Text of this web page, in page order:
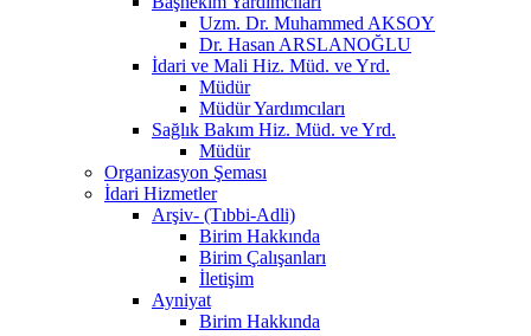
Uzm. Dr. Muhammed AKSOY
Dr. Hasan ARSLANOĞLU
İdari ve Mali Hiz. Müd. ve Yrd.
Müdür
Müdür Yardımcıları
Sağlık Bakım Hiz. Müd. ve Yrd.
Müdür
Organizasyon Şeması
İdari Hizmetler
Arşiv- (Tıbbi-Adli)
Birim Hakkında
Birim Çalışanları
İletişim
Ayniyat
Birim Hakkında